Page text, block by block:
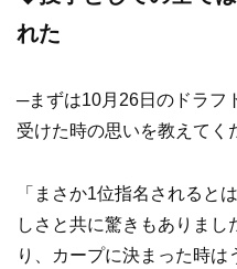
れた
─まずは10月26日のドラフ
受けた時の思いを教えてく
「まさか1位指名されると
しさと共に驚きもありま
り、カープに決まった時は